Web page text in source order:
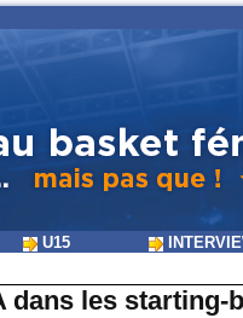
U15
dans les starting-